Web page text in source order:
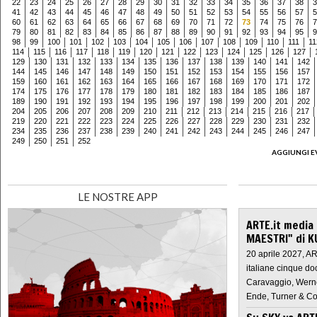
22 23 24 25 26 27 28 29 30 31 32 33 34 35 36 37 38
41
42 43 44 45 46 47 48 49 50 51 52 53 54 55 56 57
60
61 62 63 64 65 66 67 68 69 70 71 72 73 74 75 76
79
80 81 82 83 84 85 86 87 88 89 90 91 92 93 94 95
98
99 100 101 102 103 104 105 106 107 108 109 110 111
114
115 116 117 118 119 120 121 122 123 124 125 126 127
129
130 131 132 133 134 135 136 137 138 139 140 141
142
144
145 146 147 148 149 150 151 152 153 154 155 156
157
159
160 161 162 163 164 165 166 167 168 169 170 171
172
174
175 176 177 178 179 180 181 182 183 184 185 186
187
189
190 191 192 193 194 195 196 197 198 199 200 201
202
204
205 206 207 208 209 210 211 212 213 214 215 216
217
219
220 221 222 223 224 225 226 227 228 229 230 231
232
234
235 236 237 238 239 240 241 242 243 244 245 246
247
249
250 251
252
AGGIUNGI
LE NOSTRE APP
ARTE.it
MAESTRI" di
20 aprile 2027,
italiane cinque
Caravaggio,
Ende, Turner &